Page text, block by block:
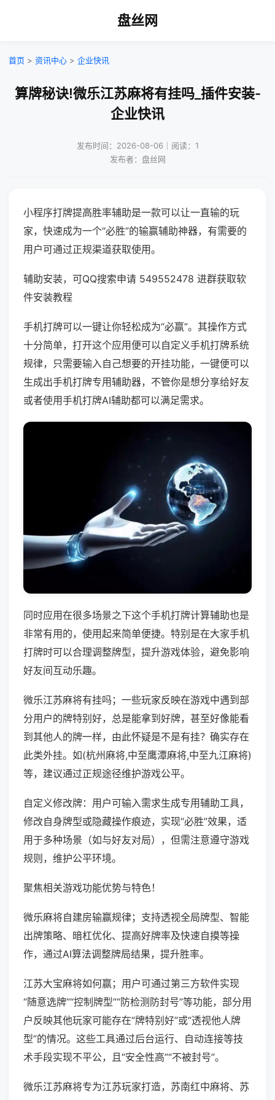
盘丝网
首页 > 资讯中心 > 企业快讯
算牌秘诀!微乐江苏麻将有挂吗_插件安装-
企业快讯
发布时间：2026-08-06｜阅读：1
发布者：盘丝网
小程序打牌提高胜率辅助是一款可以让一直输的玩
家，快速成为一个“必胜”的输赢辅助神器，有需要的
用户可通过正规渠道获取使用。
辅助安装，可QQ搜索申请 549552478 进群获取软
件安装教程
手机打牌可以一键让你轻松成为“必赢”。其操作方式
十分简单，打开这个应用便可以自定义手机打牌系统
规律，只需要输入自己想要的开挂功能，一键便可以
生成出手机打牌专用辅助器，不管你是想分享给好友
或者使用手机打牌AI辅助都可以满足需求。
同时应用在很多场景之下这个手机打牌计算辅助也是
非常有用的，使用起来简单便捷。特别是在大家手机
打牌时可以合理调整牌型，提升游戏体验，避免影响
好友间互动乐趣。
微乐江苏麻将有挂吗；一些玩家反映在游戏中遇到部
分用户的牌特别好，总是能拿到好牌，甚至好像能看
到其他人的牌一样，由此怀疑是不是有挂？确实存在
此类外挂。如(杭州麻将,中至鹰潭麻将,中至九江麻将)
等，建议通过正规途径维护游戏公平。
自定义修改牌：用户可输入需求生成专用辅助工具，
修改自身牌型或隐藏操作痕迹，实现“必胜”效果，适
用于多种场景（如与好友对局），但需注意遵守游戏
规则，维护公平环境。
聚焦相关游戏功能优势与特色！
微乐麻将自建房输赢规律；支持透视全局牌型、智能
出牌策略、暗杠优化、提高好牌率及快速自摸等操
作，通过AI算法调整牌局结果，提升胜率。
江苏大宝麻将如何赢；用户可通过第三方软件实现
“随意选牌”“控制牌型”“防检测防封号”等功能，部分用
户反映其他玩家可能存在“牌特别好”或“透视他人牌
型”的情况。这些工具通过后台运行、自动连接等技
术手段实现不平公，且“安全性高”“不被封号”。
微乐江苏麻将专为江苏玩家打造，苏南红中麻将、苏